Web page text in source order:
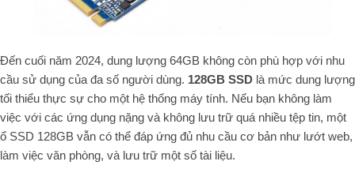
Đến cuối năm 2024, dung lượng 64GB không còn phù hợp với nhu
cầu sử dụng của đa số người dùng. 128GB SSD là mức dung lượng
tối thiểu thực sự cho một hệ thống máy tính. Nếu bạn không làm
việc với các ứng dụng nặng và không lưu trữ quá nhiều tệp tin, một
ổ SSD 128GB vẫn có thể đáp ứng đủ nhu cầu cơ bản như lướt web,
làm việc văn phòng, và lưu trữ một số tài liệu.